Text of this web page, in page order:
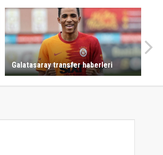
Galatasaray transfer haberleri